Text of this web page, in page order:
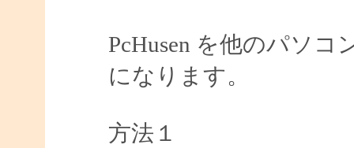
PcHusen を他のパソ
になります。
方法１